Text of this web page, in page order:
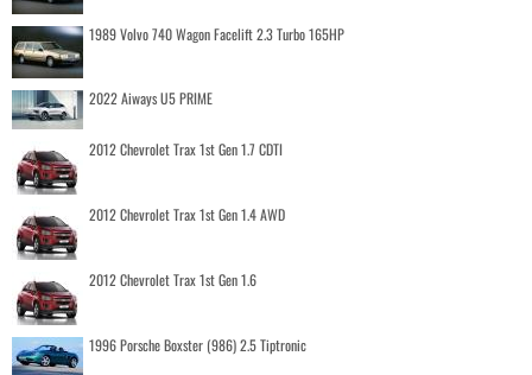
1989 Volvo 740 Wagon Facelift 2.3 Turbo 165HP
2022 Aiways U5 PRIME
2012 Chevrolet Trax 1st Gen 1.7 CDTI
2012 Chevrolet Trax 1st Gen 1.4 AWD
2012 Chevrolet Trax 1st Gen 1.6
1996 Porsche Boxster (986) 2.5 Tiptronic